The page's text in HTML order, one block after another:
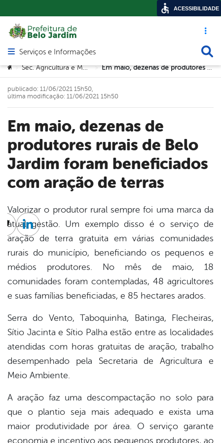
Acesso
Abrir menu principal de navegação
Serviços e Informações
Você está aqui:
> Sec. Agricultura e Meio Ambiente > Em maio, dezenas de produtores rurais de Belo Jardim foram beneficiados com aração de terras
Em maio, dezenas de
produtores rurais de Belo
Jardim foram beneficiados
com aração de terras
publicado: 11/06/2021 15h50,
última modificação: 11/06/2021 15h50
Valorizar o produtor rural sempre foi uma marca da
atual gestão. Um exemplo disso é o serviço de
aração de terra gratuita em várias comunidades
rurais do município, beneficiando os pequenos e
médios produtores. No mês de maio, 18
comunidades foram contempladas, 48 agricultores
e suas famílias beneficiadas, e 85 hectares arados.
Serra do Vento, Taboquinha, Batinga, Flecheiras,
Sítio Jacinta e Sítio Palha estão entre as localidades
atendidas com horas gratuitas de aração, trabalho
desempenhado pela Secretaria de Agricultura e
Meio Ambiente.
A aração faz uma descompactação no solo para
que o plantio seja mais adequado e exista uma
maior produtividade por área. O serviço garante
economia e incentivo aos pequenos produtores, ao
TwitterLinkedin
ACESSIBILIDADE